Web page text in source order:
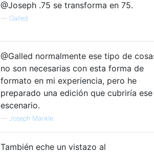
@Joseph .75 se transforma en 75.
— Galled
@Galled normalmente ese tipo de
no son necesarias con esta forma de
formato en mi experiencia, pero he
preparado una edición que cubriría ese
escenario.
— Joseph Marikle
También eche un vistazo al